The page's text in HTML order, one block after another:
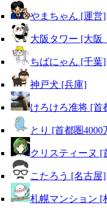
やまちゃん [運営]
大阪タワー [大阪
ちばにゃん [千葉]
神戸犬 [兵庫]
けろけろ准将 [首
とり [首都圏4000
クリスティーヌ [
こたろう [名古屋]
札幌マンション [